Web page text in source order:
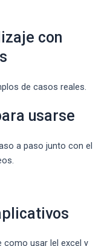
con
de casos reales.
usarse
a paso junto con el
como usar lel excel y